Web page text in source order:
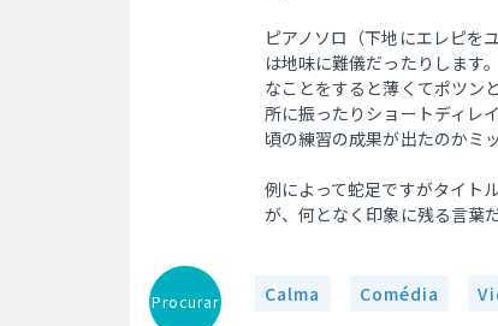
ピアノソロ（下地にエレピを
は地味に難儀だったりします
なことをすると薄くてポツン
所に振ったりショートディレ
頃の練習の成果が出たのかミ
例によって蛇足ですがタイト
が、何となく印象に残る言葉
Procurar Calma Comédia